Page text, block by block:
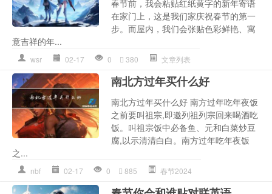
春节前，我会粘贴红纸黄字的新年寄语
在家门上，这是我们家庆祝春节的第一
步。而屋内，我们会张贴色彩鲜艳、寓
意吉祥的年...
wsr 02-17 0 380 文章列表
南北方过年买什么好
南北方过年买什么好 南方过年吃年夜饭
之前要叫祖宗,即邀列祖列宗回来喝酒吃
饭。叫祖宗饭中必备鱼、元和白菜炒豆
腐,以示清清白白。南方过年吃年夜饭
之...
nbf 02-17 0 885 春节2024